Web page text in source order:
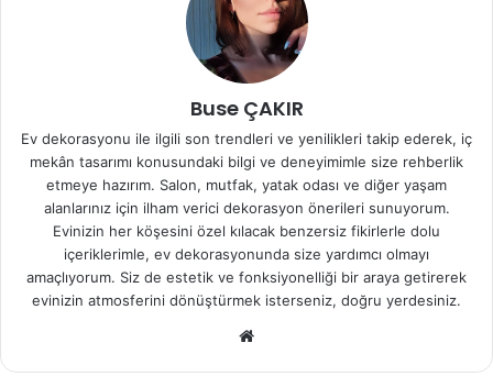
Buse ÇAKIR
Ev dekorasyonu ile ilgili son trendleri ve yenilikleri takip ederek, iç
mekân tasarımı konusundaki bilgi ve deneyimimle size rehberlik
etmeye hazırım. Salon, mutfak, yatak odası ve diğer yaşam
alanlarınız için ilham verici dekorasyon önerileri sunuyorum.
Evinizin her köşesini özel kılacak benzersiz fikirlerle dolu
içeriklerimle, ev dekorasyonunda size yardımcı olmayı
amaçlıyorum. Siz de estetik ve fonksiyonelliği bir araya getirerek
evinizin atmosferini dönüştürmek isterseniz, doğru yerdesiniz.